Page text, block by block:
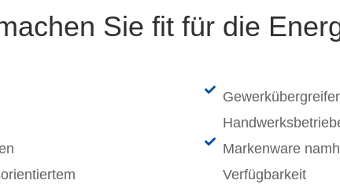
Sie fit für die
Markenware
Verfügbarkeit